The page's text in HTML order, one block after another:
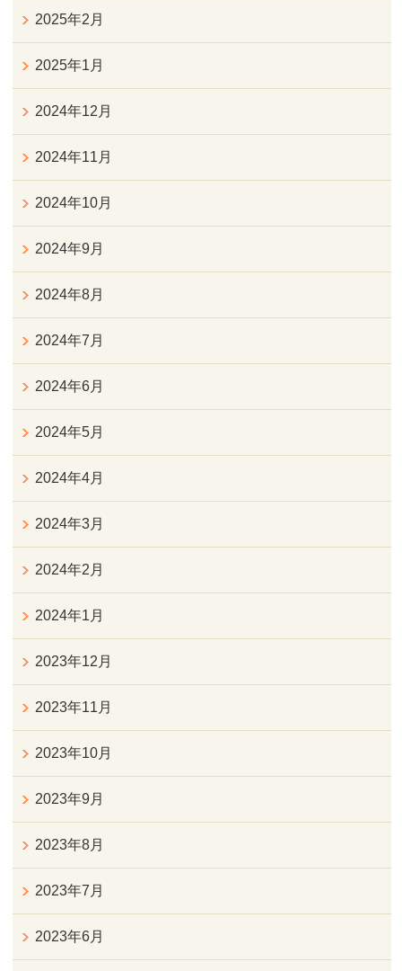
2025年2月
2025年1月
2024年12月
2024年11月
2024年10月
2024年9月
2024年8月
2024年7月
2024年6月
2024年5月
2024年4月
2024年3月
2024年2月
2024年1月
2023年12月
2023年11月
2023年10月
2023年9月
2023年8月
2023年7月
2023年6月